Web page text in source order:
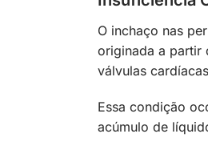
O inchaço nas
originada a partir
válvulas
Essa condição
acúmulo de